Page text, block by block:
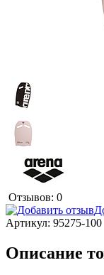
Отзывов: 0
Артикул: 95275-100
Описание